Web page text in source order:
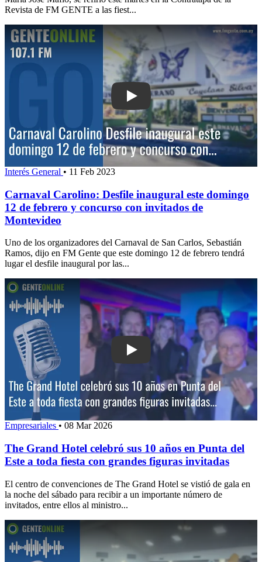
Revista de FM GENTE a las fiest...
Play: Carnaval Carolino: Desfile
Interés General • 11 Feb 2023
Carnaval Carolino: Desfile inaugural este domingo
12 de febrero y concurso con invitados de
Montevideo
Uno de los organizadores del Carnaval de San Carlos, Sebastián
Ramos, dijo en FM Gente que este domingo 12 de febrero tendrá
lugar el desfile inaugural por las...
Play: The Grand Hotel celebró sus
Empresariales • 08 Mar 2026
The Grand Hotel celebró sus 10 años en Punta del
Este a toda fiesta con grandes figuras invitadas
El centro de convenciones de The Grand Hotel se vistió de gala en
la noche del sábado para recibir a un importante número de
invitados, entre ellos al ministro...